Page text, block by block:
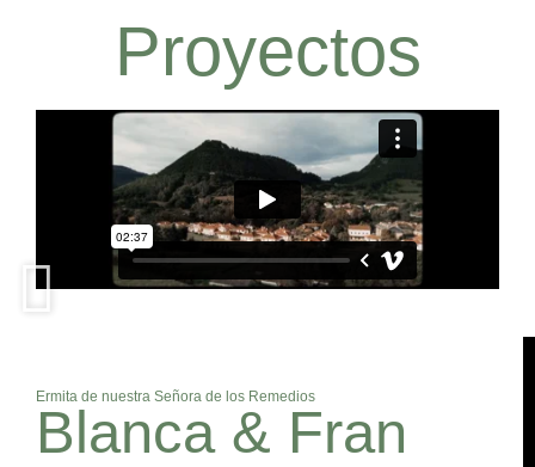
Proyectos
Ermita de nuestra Señora de los Remedios
Blanca & Fran